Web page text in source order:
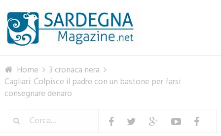
Home
3 cronaca nera
Cagliari: Colpisce il padre con un bastone per farsi
consegnare denaro